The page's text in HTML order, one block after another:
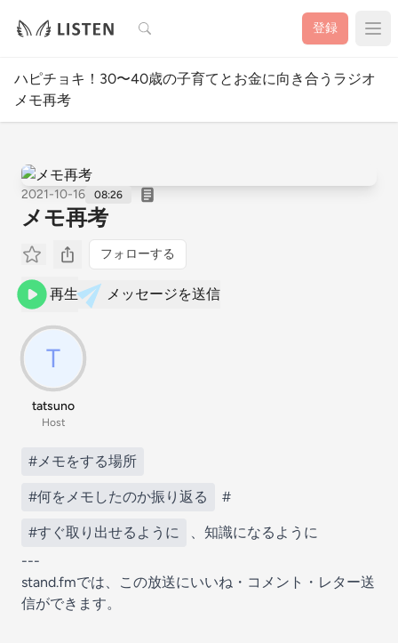
検索 登録
ハピチョキ！30〜40歳の子育てとお金に向き合うラジオ
メモ再考
2021-10-16 08:26
メモ再考
フォローする
再生 メッセージを送信
tatsuno
Host
#メモをする場所
#何をメモしたのか振り返る #
#すぐ取り出せるように
、知識になるように
---
stand.fmでは、この放送にいいね・コメント・レター送
信ができます。